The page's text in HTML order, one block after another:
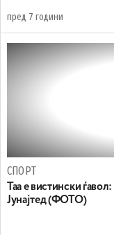
пред 7 години
СПОРТ
Таа е вистински
Јунајтед (ФОТО)